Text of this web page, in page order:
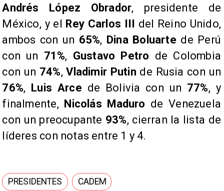
​Andrés López Obrador, presidente de
México, y el Rey Carlos III del Reino Unido,
ambos con un 65%, Dina Boluarte de Perú
con un 71%, Gustavo Petro de Colombia
con un 74%,Vladimir Putin de Rusia con un
76%, Luis Arce de Bolivia con un 77%, y
finalmente, Nicolás Maduro de Venezuela
con un preocupante 93%, cierran la lista de
líderes con notas entre 1 y 4.
PRESIDENTES CADEM